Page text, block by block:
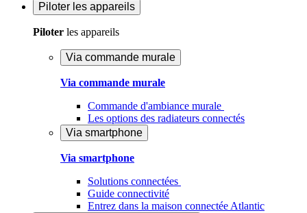
Piloter les appareils
Piloter les appareils
Via commande murale
Via commande murale
Commande d'ambiance murale
Les options des radiateurs connectés
Via smartphone
Via smartphone
Solutions connectées
Guide connectivité
Entrez dans la maison connectée Atlantic